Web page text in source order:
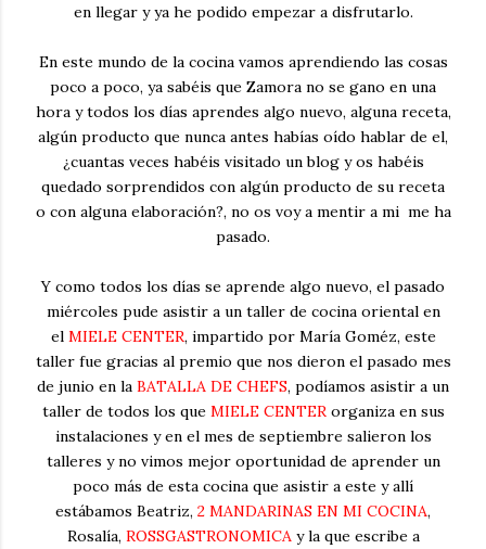
en llegar y ya he podido empezar a disfrutarlo.
En este mundo de la cocina vamos aprendiendo las cosas
poco a poco, ya sabéis que Zamora no se gano en una
hora y todos los días aprendes algo nuevo, alguna receta,
algún producto que nunca antes habías oído hablar de el,
¿cuantas veces habéis visitado un blog y os habéis
quedado sorprendidos con algún producto de su receta
o con alguna elaboración?, no os voy a mentir a mi me ha
pasado.
Y como todos los días se aprende algo nuevo, el pasado
miércoles pude asistir a un taller de cocina oriental en
el MIELE CENTER, impartido por María Goméz, este
taller fue gracias al premio que nos dieron el pasado mes
de junio en la BATALLA DE CHEFS, podíamos asistir a un
taller de todos los que MIELE CENTERorganiza en sus
instalaciones y en el mes de septiembre salieron los
talleres y no vimos mejor oportunidad de aprender un
poco más de esta cocina que asistir a este y allí
estábamos Beatriz, 2 MANDARINAS EN MI COCINA,
Rosalía, ROSSGASTRONOMICAy la que escribe a